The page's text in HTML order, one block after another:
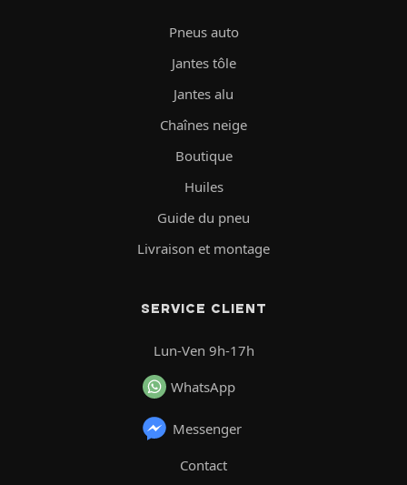
Pneus auto
Jantes tôle
Jantes alu
Chaînes neige
Boutique
Huiles
Guide du pneu
Livraison et montage
SERVICE CLIENT
Lun-Ven 9h-17h
WhatsApp
Messenger
Contact